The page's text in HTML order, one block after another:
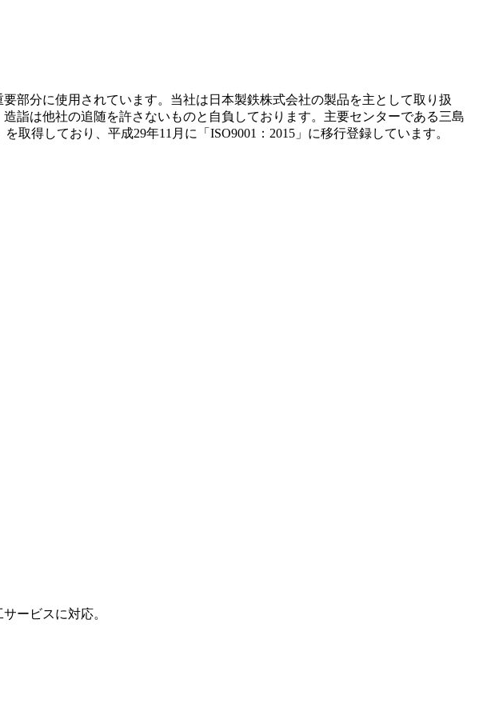
部分に使用されています。当社は日本製鉄株式会社の製品を主として取り扱
詣は他社の追随を許さないものと自負しております。主要センターである三島
得しており、平成29年11月に「ISO9001：2015」に移行登録しています。
ービスに対応。